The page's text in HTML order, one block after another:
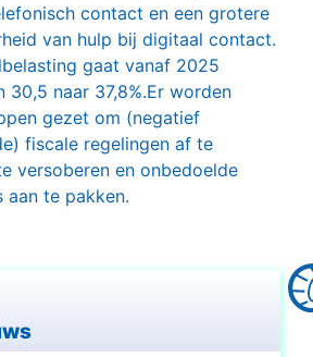
contact en een grotere
van hulp bij digitaal contact.
gaat vanaf 2025
30,5 naar 37,8%.Er worden
gezet om (negatief
fiscale regelingen af te
versoberen en onbedoelde
aan te pakken.